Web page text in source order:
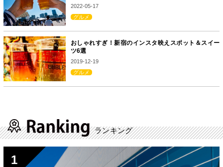
2022-05-17
グルメ
おしゃれすぎ！新宿のインスタ映えスポット＆スイー
ツ6選
2019-12-19
グルメ
ランキング